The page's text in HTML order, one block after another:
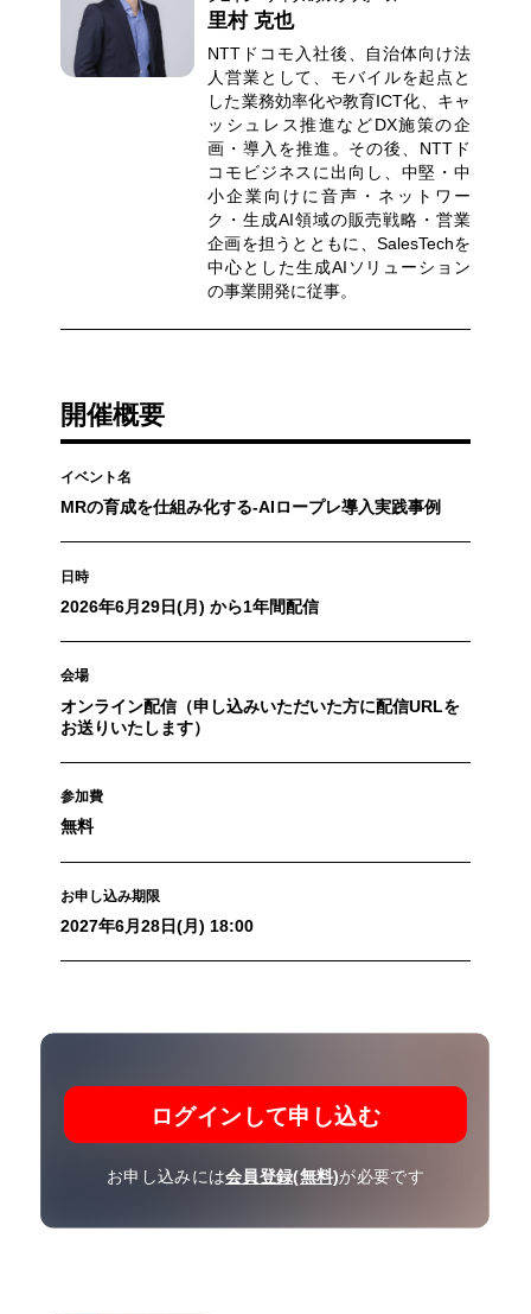
里村 克也
NTTドコモ入社後、自治体向け法
人営業として、モバイルを起点と
した業務効率化や教育ICT化、キャ
ッシュレス推進などDX施策の企
画・導入を推進。その後、NTTド
コモビジネスに出向し、中堅・中
小企業向けに音声・ネットワー
ク・生成AI領域の販売戦略・営業
企画を担うとともに、SalesTechを
中心とした生成AIソリューション
の事業開発に従事。
開催概要
イベント名
MRの育成を仕組み化する‐AIロープレ導入実践事例
日時
2026年6月29日(月) から1年間配信
会場
オンライン配信（申し込みいただいた方に配信URLを
お送りいたします）
参加費
無料
お申し込み期限
2027年6月28日(月) 18:00
ログインして申し込む
お申し込みには会員登録(無料)が必要です